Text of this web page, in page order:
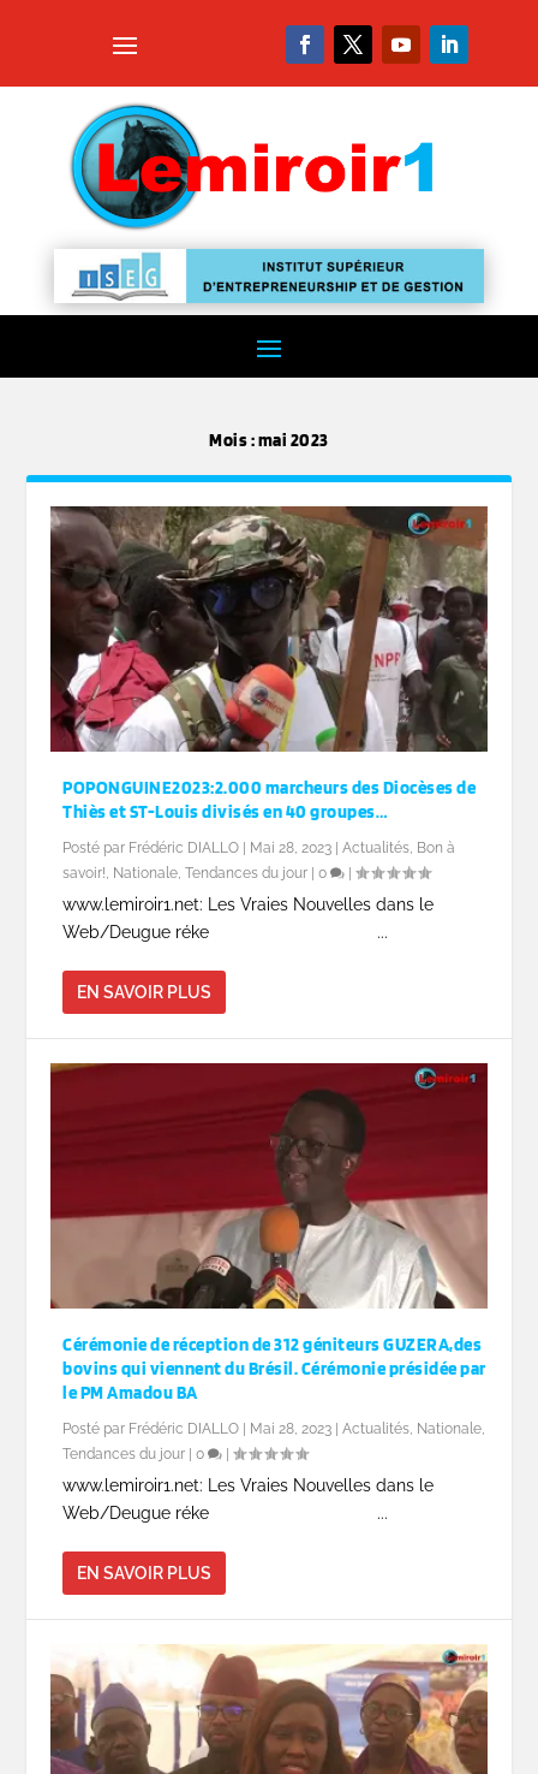
Mois :mai 2023
POPONGUINE2023:2.000 marcheurs des Diocèses de
Thiès et ST-Louis divisés en 40 groupes…
Posté par Frédéric DIALLO | Mai 28, 2023 |Actualités, Bon à
savoir!, Nationale,Tendances du jour |0 |
www.lemiroir1.net: Les Vraies Nouvelles dans le
Web/Deugue réke ...
EN SAVOIR PLUS
Cérémonie de réception de 312 géniteurs GUZERA,des
bovins qui viennent du Brésil. Cérémonie présidée par
le PM Amadou BA
Posté par Frédéric DIALLO Mai 28, 2023 |Actualités, Nationale,
Tendances du jour |0 |
www.lemiroir1.net: Les Vraies Nouvelles dans le
Web/Deugue réke ...
EN SAVOIR PLUS